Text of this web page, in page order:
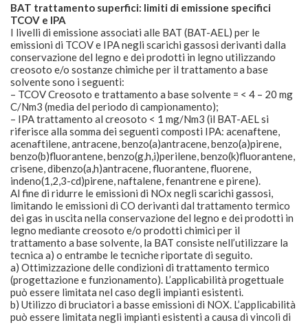
BAT trattamento superfici: limiti di emissione specifici
TCOV e IPA
I livelli di emissione associati alle BAT (BAT-AEL) per le
emissioni di TCOV e IPA negli scarichi gassosi derivanti dalla
conservazione del legno e dei prodotti in legno utilizzando
creosoto e/o sostanze chimiche per il trattamento a base
solvente sono i seguenti:
– TCOV Creosoto e trattamento a base solvente = < 4 – 20 mg
C/Nm3 (media del periodo di campionamento);
– IPA trattamento al creosoto < 1 mg/Nm3 (il BAT-AEL si
riferisce alla somma dei seguenti composti IPA: acenaftene,
acenaftilene, antracene, benzo(a)antracene, benzo(a)pirene,
benzo(b)fluorantene, benzo(g,h,i)perilene, benzo(k)fluorantene,
crisene, dibenzo(a,h)antracene, fluorantene, fluorene,
indeno(1,2,3-cd)pirene, naftalene, fenantrene e pirene).
Al fine di ridurre le emissioni di NOx negli scarichi gassosi,
limitando le emissioni di CO derivanti dal trattamento termico
dei gas in uscita nella conservazione del legno e dei prodotti in
legno mediante creosoto e/o prodotti chimici per il
trattamento a base solvente, la BAT consiste nell’utilizzare la
tecnica a) o entrambe le tecniche riportate di seguito.
a) Ottimizzazione delle condizioni di trattamento termico
(progettazione e funzionamento). L’applicabilità progettuale
può essere limitata nel caso degli impianti esistenti.
b) Utilizzo di bruciatori a basse emissioni di NOX. L’applicabilità
può essere limitata negli impianti esistenti a causa di vincoli di